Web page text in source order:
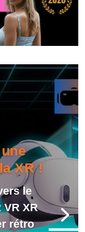
XR !
le
XR
rétro